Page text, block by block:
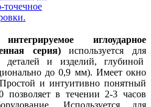
иглоударное
серия)используется для
деталей и изделий, глубиной
до 0,9 мм). Имеет окно
и интуитивно понятный
позволяет в течении 2-3 часов
Используется для